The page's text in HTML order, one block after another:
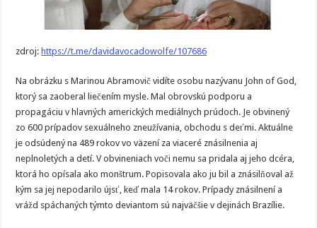
zdroj: https://t.me/davidavocadowolfe/107686
Na obrázku s Marinou Abramovič vidíte osobu nazývanu John of God,
ktorý sa zaoberal liečením mysle. Mal obrovskú podporu a
propagáciu v hlavných amerických mediálnych prúdoch. Je obvinený
zo 600 prípadov sexuálneho zneužívania, obchodu s deťmi. Aktuálne
je odsúdený na 489 rokov vo väzení za viaceré znásilnenia aj
neplnoletých a detí. V obvineniach voči nemu sa pridala aj jeho dcéra,
ktorá ho opísala ako monštrum. Popisovala ako ju bil a znásilňoval až
kým sa jej nepodarilo újsť, keď mala 14 rokov. Prípady znásilnení a
vrážd spáchaných týmto deviantom sú najväčšie v dejinách Brazílie.